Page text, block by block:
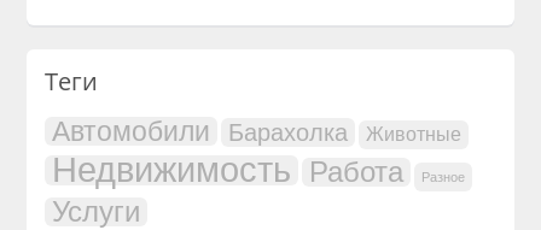
Теги
Автомобили Барахолка Животные
Недвижимость Работа Разное
Услуги